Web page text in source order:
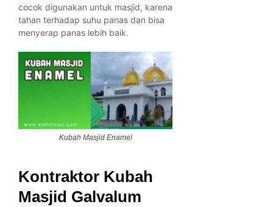
cocok digunakan untuk masjid, karena
tahan terhadap suhu panas dan bisa
menyerap panas lebih baik.
Kubah Masjid Enamel
Kontraktor Kubah
Masjid Galvalum